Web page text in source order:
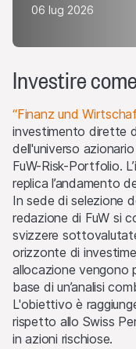
06 lug 2026
Investire
“Finanz und
investimento dirette
dell'universo
FuW-Risk-Portfolio.
replica l’andamento
In sede di selezione
redazione di FuW si
svizzere
orizzonte di
allocazione vengono
base di un’analisi
L'obiettivo è
rispetto allo Swiss
in azioni rischiose.